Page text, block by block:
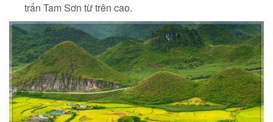
trấn Tam Sơn từ trên cao.